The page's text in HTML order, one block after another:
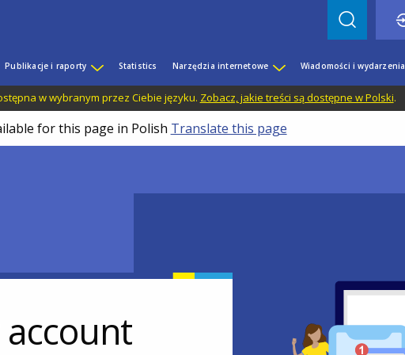
Publikacje i raporty Statistics Narzędzia internetowe Wiadomości i wydarzenia
w wybranym przez Ciebie języku. Zobacz, jakie treści są dostępne w Polski.
for this page in Polish Translate this page